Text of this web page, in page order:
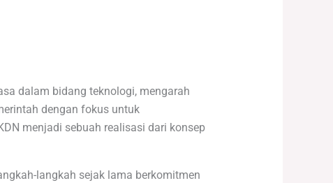
dalam bidang teknologi, mengarah
dengan fokus untuk
menjadi sebuah realisasi dari konsep
langkah sejak lama berkomitmen